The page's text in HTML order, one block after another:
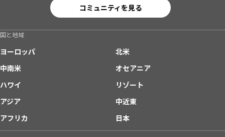
コミュニティを見る
国と地域
ヨーロッパ
北米
中南米
オセアニア
ハワイ
リゾート
アジア
中近東
アフリカ
日本